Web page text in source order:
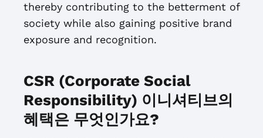
thereby contributing to the betterment of
society while also gaining positive brand
exposure and recognition.
CSR (Corporate Social
Responsibility) 이니셔티브의
혜택은 무엇인가요?